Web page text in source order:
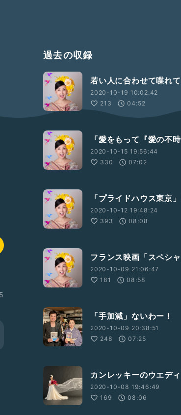
過去の収録
若い人に合わせて喋れ
2020-10-19 10:02:42
213
04:52
「愛をもって『愛の不
2020-10-15 19:56:44
330
07:02
「プライドハウス東京
2020-10-12 19:48:24
393
08:08
フランス映画「スペシ
2020-10-09 21:06:47
181
08:58
「手加減」ないわー！
2020-10-09 20:38:51
248
07:25
カンレッキーのウエデ
2020-10-08 19:46:49
169
08:06